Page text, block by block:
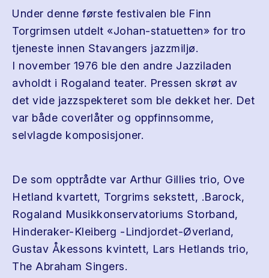
Under denne første festivalen ble Finn
Torgrimsen utdelt «Johan-statuetten» for tro
tjeneste innen Stavangers jazzmiljø.
I november 1976 ble den andre Jazziladen
avholdt i Rogaland teater. Pressen skrøt av
det vide jazzspekteret som ble dekket her. Det
var både coverlåter og oppfinnsomme,
selvlagde komposisjoner.
De som opptrådte var Arthur Gillies trio, Ove
Hetland kvartett, Torgrims sekstett, .Barock,
Rogaland Musikkonservatoriums Storband,
Hinderaker-Kleiberg -Lindjordet-Øverland,
Gustav Åkessons kvintett, Lars Hetlands trio,
The Abraham Singers.